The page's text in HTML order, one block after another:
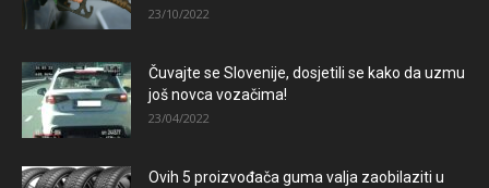
23/10/2022
Čuvajte se Slovenije, dosjetili se kako da uzmu
još novca vozačima!
23/04/2022
Ovih 5 proizvođača guma valja zaobilaziti u